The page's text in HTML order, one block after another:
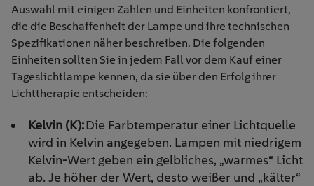
Auswahl mit einigen Zahlen und Einheiten konfrontiert,
die die Beschaffenheit der Lampe und ihre technischen
Spezifikationen näher beschreiben. Die folgenden
Einheiten sollten Sie in jedem Fall vor dem Kauf einer
Tageslichtlampe kennen, da sie über den Erfolg ihrer
Lichttherapie entscheiden:
Kelvin (K):Die Farbtemperatur einer Lichtquelle
wird in Kelvin angegeben. Lampen mit niedrigem
Kelvin-Wert geben ein gelbliches, „warmes“ Licht
ab. Je höher der Wert, desto weißer und „kälter“